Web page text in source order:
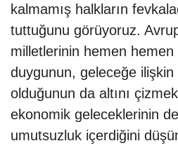
kalmamış halkların
tuttuğunu görüyoruz.
milletlerinin hemen
duygunun, geleceğe
olduğunun da altını
ekonomik geleceklerinin
umutsuzluk içerdiğini